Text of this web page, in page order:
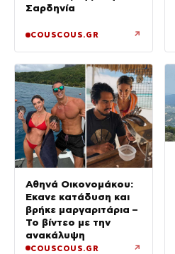
Σαρδηνία
COUSCOUS.GR ↗
Αθηνά Οικονομάκου:
Έκανε κατάδυση και
βρήκε μαργαριτάρια –
Το βίντεο με την
ανακάλυψη
COUSCOUS.GR ↗